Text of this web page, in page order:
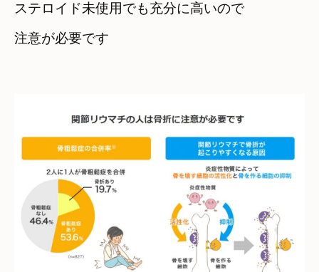
ステロイド未使用でも充分に高いので
注意が必要です